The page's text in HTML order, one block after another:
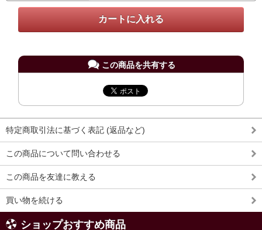
この商品を共有する
特定商取引法に基づく表記 (返品など)
この商品について問い合わせる
この商品を友達に教える
買い物を続ける
ショップおすすめ商品